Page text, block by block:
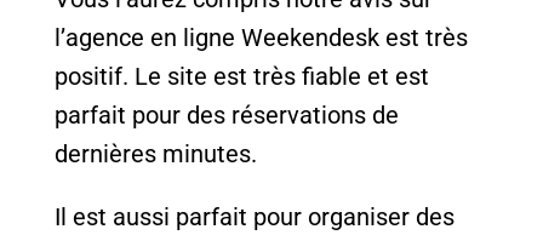
l’agence en ligne Weekendesk est très
positif. Le site est très fiable et est
parfait pour des réservations de
dernières minutes.
Il est aussi parfait pour organiser des